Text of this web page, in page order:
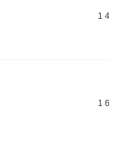
1 495
1 670